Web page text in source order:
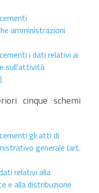
amministrazioni
i dati relativi ai
sull'attività
cinque schemi
gli atti di
generale (art.
relativi alla
e alla distribuzione